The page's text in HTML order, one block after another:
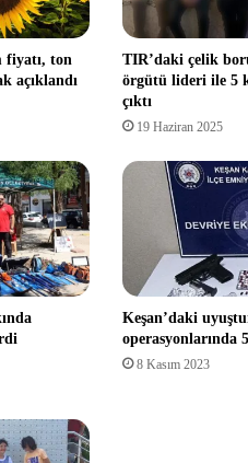
fiyatı, ton
açıklandı
TIR’daki çelik
örgütü lideri ile 5
çıktı
19 Haziran 2025
Keşan’daki
operasyonlarında
8 Kasım 2023